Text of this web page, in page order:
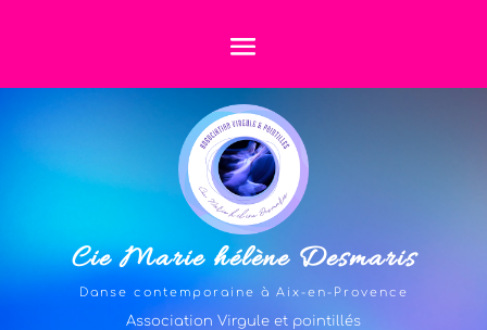
Cie Marie hélène Desmaris
Danse contemporaine à Aix-en-Provence
Association Virgule et pointillés